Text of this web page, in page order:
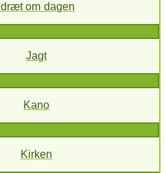
Idræt om dagen
Jagt
Kano
Kirken